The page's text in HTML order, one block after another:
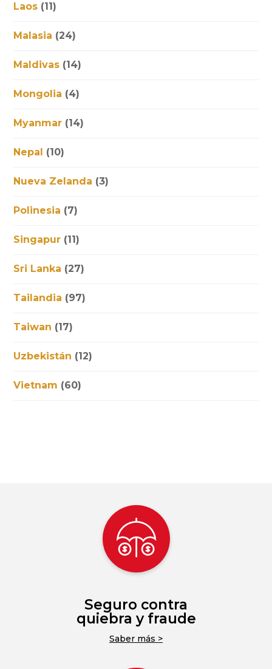
Laos (11)
Malasia (24)
Maldivas (14)
Mongolia (4)
Myanmar (14)
Nepal (10)
Nueva Zelanda (3)
Polinesia (7)
Singapur (11)
Sri Lanka (27)
Tailandia (97)
Taiwan (17)
Uzbekistán (12)
Vietnam (60)
Seguro contra
quiebra y fraude
Saber más >